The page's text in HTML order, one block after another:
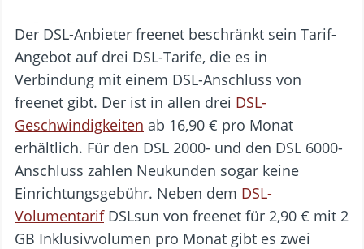
Der DSL-Anbieter freenet beschränkt sein Tarif-
Angebot auf drei DSL-Tarife, die es in
Verbindung mit einem DSL-Anschluss von
freenet gibt. Der ist in allen drei DSL-
Geschwindigkeiten ab 16,90 € pro Monat
erhältlich. Für den DSL 2000- und den DSL 6000-
Anschluss zahlen Neukunden sogar keine
Einrichtungsgebühr. Neben dem DSL-
VolumentarifDSLsun von freenet für 2,90 € mit 2
GB Inklusivvolumen pro Monat gibt es zwei